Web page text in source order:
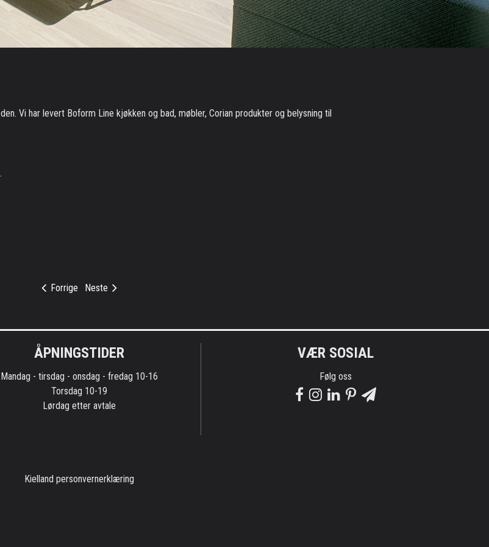
Vi har levert Boform Line kjøkken og bad, møbler, Corian produkter og belysning til
Forrige Neste
ÅPNINGSTIDER
Mandag - tirsdag - onsdag - fredag 10-16
Torsdag 10-19
Lørdag etter avtale
VÆR SOSIAL
Følg oss
Kielland personvernerklæring